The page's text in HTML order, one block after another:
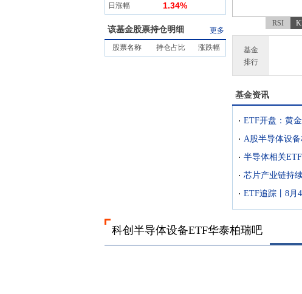
日涨幅 1.34%
该基金股票持仓明细
更多
股票名称
持仓占比 涨跌幅
RSI
基金
排行
基金资讯
半导体相关
芯片产业链持
科创半导体设备ETF华泰柏瑞吧